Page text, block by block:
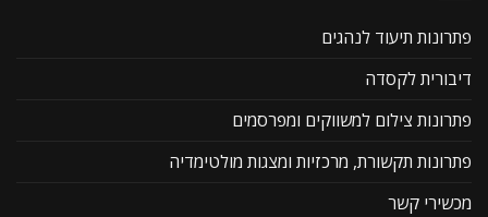
פתרונות תיעוד לנהגים
דיבורית לקסדה
פתרונות צילום למשווקים ומפרסמים
פתרונות תקשורת, מרכזיות ומצגות מולטימדיה
מכשירי קשר